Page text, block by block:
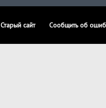
Старый сайт Сообщить об